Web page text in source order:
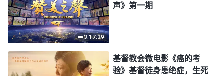
3:17:39
声》第一期
基督教会微电影《癌的考
验》基督徒身患绝症，生死